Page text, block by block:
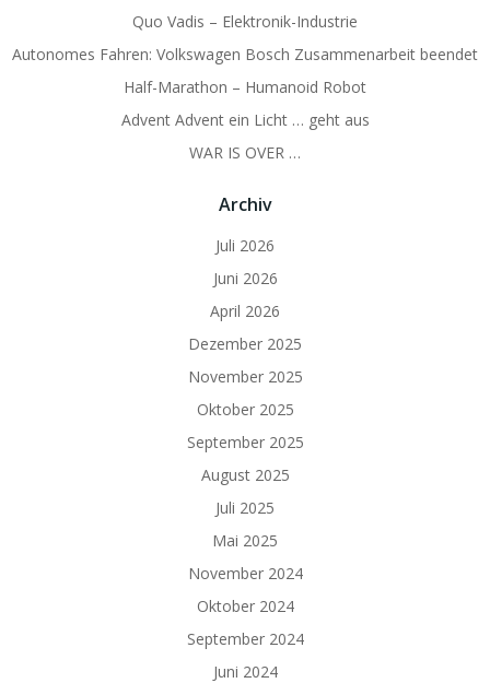
Quo Vadis – Elektronik-Industrie
Autonomes Fahren: Volkswagen Bosch Zusammenarbeit beendet
Half-Marathon – Humanoid Robot
Advent Advent ein Licht … geht aus
WAR IS OVER …
Archiv
Juli 2026
Juni 2026
April 2026
Dezember 2025
November 2025
Oktober 2025
September 2025
August 2025
Juli 2025
Mai 2025
November 2024
Oktober 2024
September 2024
Juni 2024